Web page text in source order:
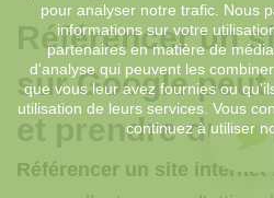
Référencer un
sur Googlepeut
et prendre du
Référencer un site internet
pour analyser notre trafic. Nous
informations sur votre
partenaires en matière de
d'analyse qui peuvent les
que vous leur avez fournies ou
utilisation de leurs services. Vous
continuez à utiliser